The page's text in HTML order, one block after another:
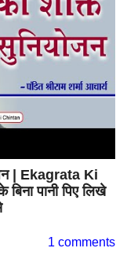
| Ekagrata Ki
पानी पिए लिखे
1 comments